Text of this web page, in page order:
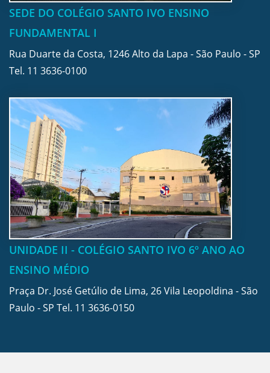
SEDE DO COLÉGIO SANTO IVO ENSINO
FUNDAMENTAL I
Rua Duarte da Costa, 1246 Alto da Lapa - São Paulo - SP
Tel. 11 3636-0100
UNIDADE II - COLÉGIO SANTO IVO 6º ANO AO
ENSINO MÉDIO
Praça Dr. José Getúlio de Lima, 26 Vila Leopoldina - São
Paulo - SP Tel. 11 3636-0150